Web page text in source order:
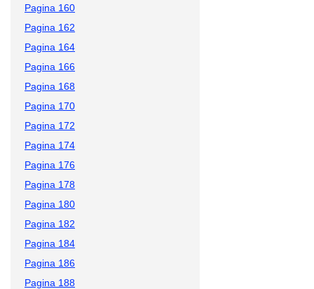
Pagina 160
Pagina 162
Pagina 164
Pagina 166
Pagina 168
Pagina 170
Pagina 172
Pagina 174
Pagina 176
Pagina 178
Pagina 180
Pagina 182
Pagina 184
Pagina 186
Pagina 188